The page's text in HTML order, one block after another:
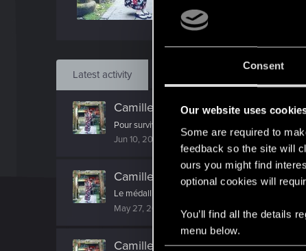
Consent
Our website uses
Some are required to
feedback so the site will
ours you might find
optional cookies will
You’ll find all the details
menu below.
Latest activity
CamilleFR posted the thread It’s
Pour survivre à Night City, il faut quelqu’un pour
Jun 10, 2026
CamilleFR posted the thread
Le médallion bouge… cela ne peut vouloir dire
May 27, 2026
CamilleFRposted the thread